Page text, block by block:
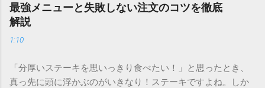
最強メニューと失敗しない注文のコツを徹底
解説
1:10
「分厚いステーキを思いっきり食べたい！」と思ったとき、
真っ先に頭に浮かぶのがいきなり！ステーキですよね。しか